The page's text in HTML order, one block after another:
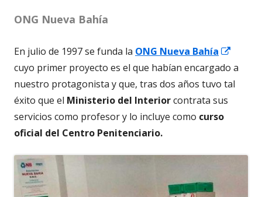
ONG Nueva Bahía
En julio de 1997 se funda la ONG Nueva Bahía
en
una
cuyo primer proyecto es el que habían encargado a
nuestro protagonista y que, tras dos años tuvo tal
éxito que el Ministerio del Interiorcontrata sus
servicios como profesor y lo incluye como curso
oficial del Centro Penitenciario.